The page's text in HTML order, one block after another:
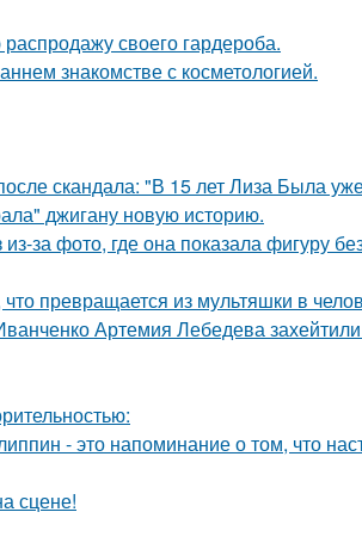
своего гардероба.
знакомстве с косметологией.
скандала: "В 15 лет Лиза Была
джигану новую историю.
за фото, где она показала фигуру
превращается из мультяшки в
Артемия Лебедева захейтили
- это напоминание о том, что
сцене!